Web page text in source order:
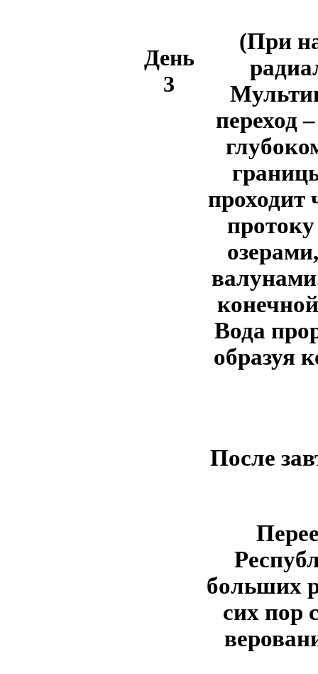
День
3
(При
переход
Вода
образуя
После
больших
сих пор